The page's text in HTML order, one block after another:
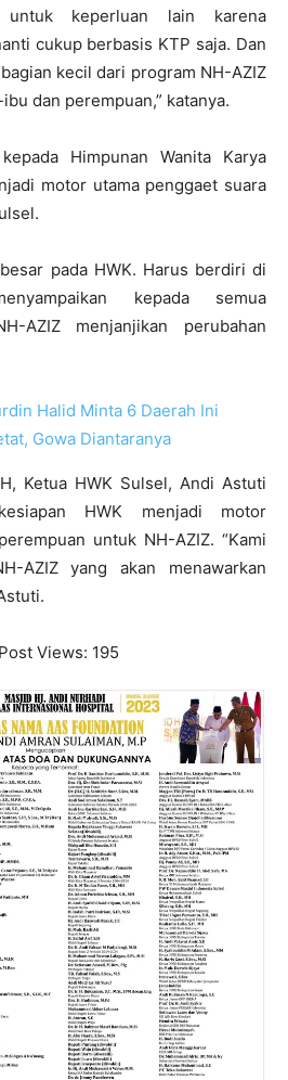
untuk keperluan lain karena
cukup berbasis KTP saja. Dan
kecil dari program NH-AZIZ
dan perempuan,” katanya.
Himpunan Wanita Karya
motor utama penggaet suara
pada HWK. Harus berdiri di
kepada semua
AZIZ menjanjikan perubahan
Halid Minta 6 Daerah Ini
Gowa Diantaranya
Ketua HWK Sulsel, Andi Astuti
HWK menjadi motor
untuk NH-AZIZ. “Kami
AZIZ yang akan menawarkan
Post Views: 195